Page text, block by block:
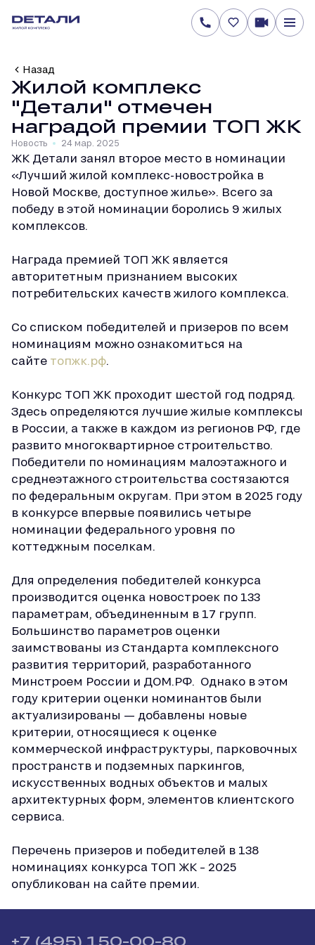
Назад
Жилой комплекс
"Детали" отмечен
наградой премии ТОП ЖК
Новость 24 мар. 2025
ЖК Детали занял второе место в номинации
«Лучший жилой комплекс-новостройка в
Новой Москве, доступное жилье». Всего за
победу в этой номинации боролись 9 жилых
комплексов.
Награда премией ТОП ЖК является
авторитетным признанием высоких
потребительских качеств жилого комплекса.
Со списком победителей и призеров по всем
номинациям можно ознакомиться на
сайте топжк.рф.
Конкурс ТОП ЖК проходит шестой год подряд.
Здесь определяются лучшие жилые комплексы
в России, а также в каждом из регионов РФ, где
развито многоквартирное строительство.
Победители по номинациям малоэтажного и
среднеэтажного строительства состязаются
по федеральным округам. При этом в 2025 году
в конкурсе впервые появились четыре
номинации федерального уровня по
коттеджным поселкам.
Для определения победителей конкурса
производится оценка новостроек по 133
параметрам, объединенным в 17 групп.
Большинство параметров оценки
заимствованы из Стандарта комплексного
развития территорий, разработанного
Минстроем России и ДОМ.РФ. Однако в этом
году критерии оценки номинантов были
актуализированы — добавлены новые
критерии, относящиеся к оценке
коммерческой инфраструктуры, парковочных
пространств и подземных паркингов,
искусственных водных объектов и малых
архитектурных форм, элементов клиентского
сервиса.
Перечень призеров и победителей в 138
номинациях конкурса ТОП ЖК – 2025
опубликован на сайте премии.
+7 (495) 150-00-80